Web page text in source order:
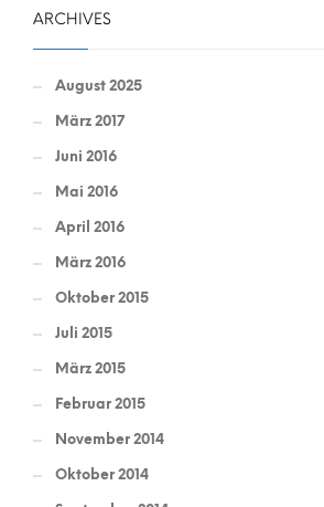
ARCHIVES
August 2025
März 2017
Juni 2016
Mai 2016
April 2016
März 2016
Oktober 2015
Juli 2015
März 2015
Februar 2015
November 2014
Oktober 2014